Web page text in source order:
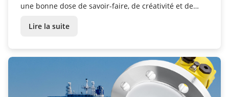
une bonne dose de savoir-faire, de créativité et de
l'instrumentation de mesure.
Lire la suite